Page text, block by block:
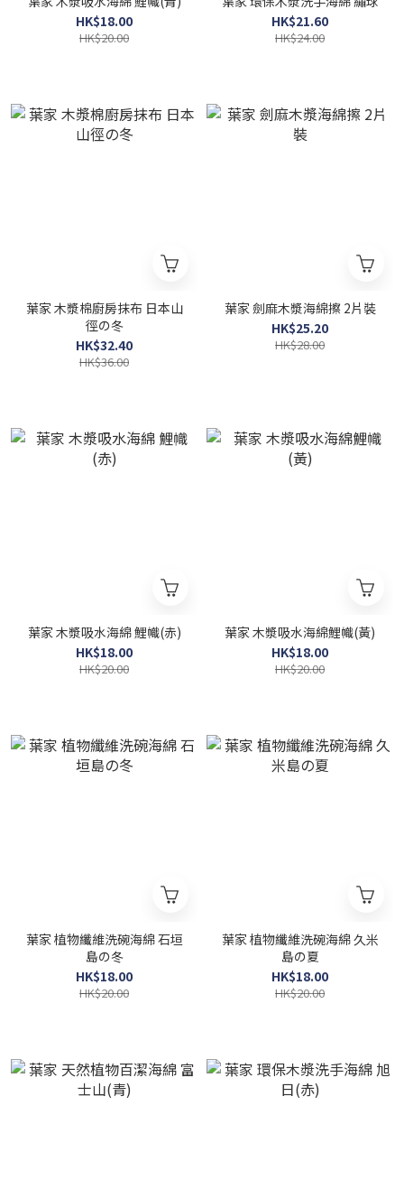
HK$18.00
HK$20.00
HK$21.60
HK$24.00
葉家 木漿棉廚房抹布 日本山
徑の冬
HK$32.40
HK$36.00
葉家 劍麻木漿海綿擦 2片裝
HK$25.20
HK$28.00
葉家 木漿吸水海綿 鯉幟(赤)
HK$18.00
HK$20.00
葉家 木漿吸水海綿鯉幟(黃)
HK$18.00
HK$20.00
葉家 植物纖維洗碗海綿 石垣
島の冬
HK$18.00
HK$20.00
葉家 植物纖維洗碗海綿 久米
島の夏
HK$18.00
HK$20.00